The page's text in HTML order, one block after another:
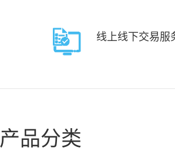
线上线下交易服
产品分类